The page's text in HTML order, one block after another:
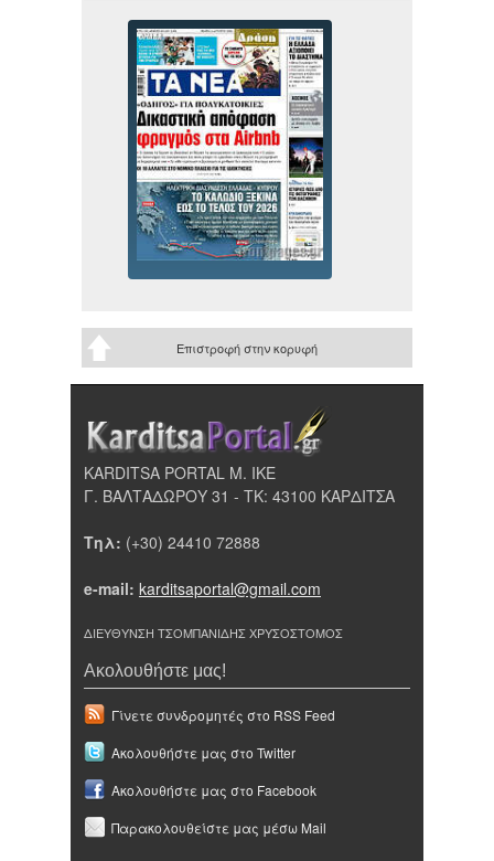
Επιστροφή στην κορυφή
KARDITSA PORTAL Μ. ΙΚΕ
Γ. ΒΑΛΤΑΔΩΡΟΥ 31 - ΤΚ: 43100 ΚΑΡΔΙΤΣΑ
Τηλ: (+30) 24410 72888
e-mail: karditsaportal@gmail.com
ΔΙΕΥΘΥΝΣΗ ΤΣΟΜΠΑΝΙΔΗΣ ΧΡΥΣΟΣΤΟΜΟΣ
Ακολουθήστε μας!
Γίνετε συνδρομητές στο RSS Feed
Ακολουθήστε μας στο Twitter
Ακολουθήστε μας στο Facebook
Παρακολουθείστε μας μέσω Mail